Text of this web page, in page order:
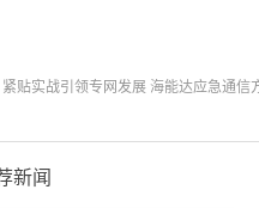
紧贴实战引领专网发展 海能达应急通信
新闻